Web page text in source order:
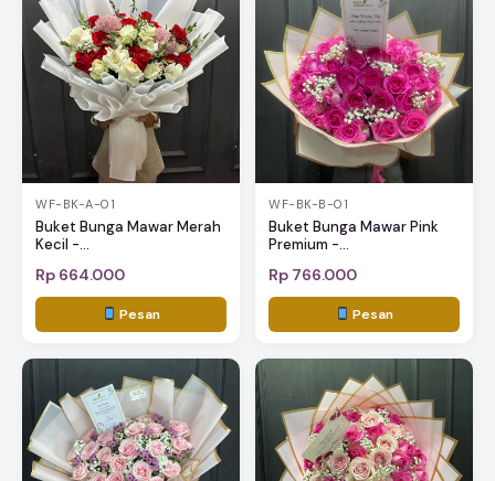
WF-BK-A-01
Buket Bunga Mawar Merah
Kecil -...
Rp 664.000
Pesan
WF-BK-B-01
Buket Bunga Mawar Pink
Premium -...
Rp 766.000
Pesan